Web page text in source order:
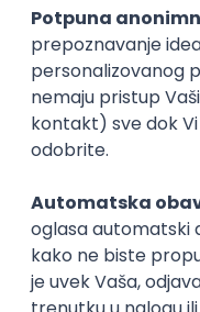
inboxu
efikasno